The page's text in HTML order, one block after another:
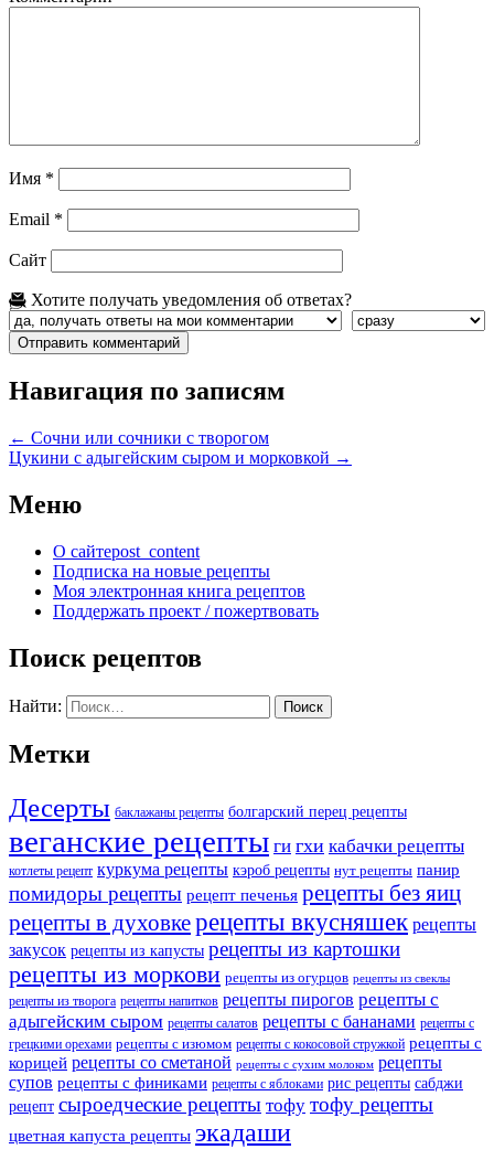
Имя *
Email *
Сайт
Хотите получать уведомления об ответах?
Навигация по записям
← Сочни или сочники с творогом
Цукини с адыгейским сыром и морковкой →
Меню
О сайтеpost_content
Подписка на новые рецепты
Моя электронная книга рецептов
Поддержать проект / пожертвовать
Поиск рецептов
Найти:
Метки
Десерты баклажаны рецепты болгарский перец рецепты
веганские рецепты ги гхи кабачки рецепты
котлеты рецепт куркума рецепты кэроб рецепты нут рецепты панир
помидоры рецепты рецепт печенья рецепты без яиц
рецепты в духовкерецепты вкусняшек рецепты
закусок рецепты из капусты рецепты из картошки
рецепты из моркови рецепты из огурцов рецепты из свеклы
рецепты из творога рецепты напитков рецепты пирогов рецепты с
адыгейским сыром рецепты салатов рецепты с бананами рецепты с
грецкими орехами рецепты с изюмом рецепты с кокосовой стружкой рецепты с
корицей рецепты со сметаной рецепты с сухим молоком рецепты
супов рецепты с финиками рецепты с яблоками рис рецепты сабджи
рецепт сыроедческие рецепты тофу тофу рецепты
цветная капуста рецепты экадаши